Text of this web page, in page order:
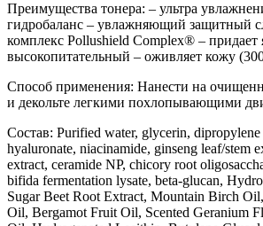
Преимущества тонера: – ультра
гидробаланс – увлажняющий защитный
комплекс Pollushield Complex® – придает
высокопитательный – оживляет кожу
Способ применения: Нанести на
и декольте легкими похлопывающими
Состав: Purified water, glycerin,
hyaluronate, niacinamide, ginseng leaf/stem
extract, ceramide NP, chicory root
bifida fermentation lysate, beta-glucan,
Sugar Beet Root Extract, Mountain Birch
Oil, Bergamot Fruit Oil, Scented Geranium